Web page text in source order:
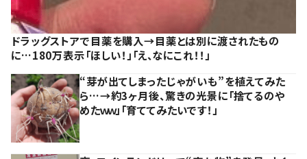
ドラッグストアで目薬を購入→目薬とは別に渡されたもの
に…180万表示「ほしい！」「え、なにこれ！！」
“芽が出てしまったじゃがいも”を植えてみた
ら…→約3ヶ月後、驚きの光景に「捨てるのや
めたｗｗ」「育ててみたいです！」